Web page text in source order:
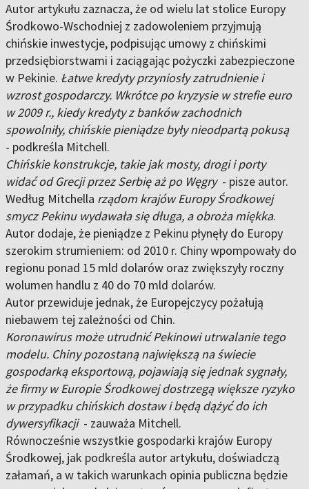
Autor artykułu zaznacza, że od wielu lat stolice Europy
Środkowo-Wschodniej z zadowoleniem przyjmują
chińskie inwestycje, podpisując umowy z chińskimi
przedsiębiorstwami i zaciągając pożyczki zabezpieczone
w Pekinie. Łatwe kredyty przyniosły zatrudnienie i
wzrost gospodarczy. Wkrótce po kryzysie w strefie euro
w 2009 r., kiedy kredyty z banków zachodnich
spowolniły, chińskie pieniądze były nieodpartą pokusą
- podkreśla Mitchell.
Chińskie konstrukcje, takie jak mosty, drogi i porty
widać od Grecji przez Serbię aż po Węgry - pisze autor.
Według Mitchella rządom krajów Europy Środkowej
smycz Pekinu wydawała się długa, a obroża miękka.
Autor dodaje, że pieniądze z Pekinu płynęły do Europy
szerokim strumieniem: od 2010 r. Chiny wpompowały do
regionu ponad 15 mld dolarów oraz zwiększyły roczny
wolumen handlu z 40 do 70 mld dolarów.
Autor przewiduje jednak, że Europejczycy pożałują
niebawem tej zależności od Chin.
Koronawirus może utrudnić Pekinowi utrwalanie tego
modelu. Chiny pozostaną największą na świecie
gospodarką eksportową, pojawiają się jednak sygnały,
że firmy w Europie Środkowej dostrzegą większe ryzyko
w przypadku chińskich dostaw i będą dążyć do ich
dywersyfikacji - zauważa Mitchell.
Równocześnie wszystkie gospodarki krajów Europy
Środkowej, jak podkreśla autor artykułu, doświadczą
załamań, a w takich warunkach opinia publiczna będzie